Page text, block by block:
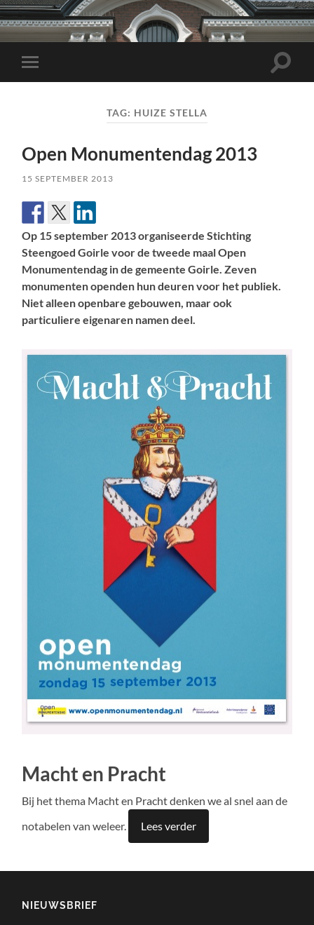
Toggle
mobiel
Toggle
TAG: HUIZE STELLA
Open Monumentendag 2013
15 SEPTEMBER 2013
Op 15 september 2013 organiseerde Stichting
Steengoed Goirle voor de tweede maal Open
Monumentendag in de gemeente Goirle. Zeven
monumenten openden hun deuren voor het publiek.
Niet alleen openbare gebouwen, maar ook
particuliere eigenaren namen deel.
Macht en Pracht
Bij het thema Macht en Pracht denken we al snel aan de
notabelen van weleer.
Lees verder
NIEUWSBRIEF